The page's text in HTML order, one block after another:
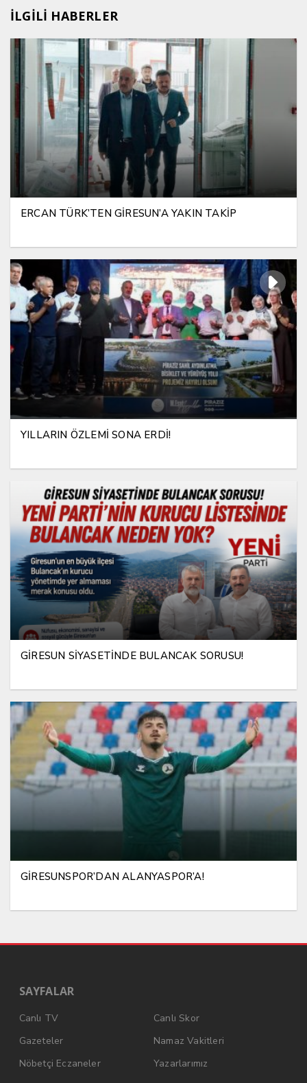
İLGİLİ HABERLER
ERCAN TÜRK’TEN GİRESUN’A YAKIN TAKİP
YILLARIN ÖZLEMİ SONA ERDİ!
GİRESUN SİYASETİNDE BULANCAK SORUSU!
GİRESUNSPOR’DAN ALANYASPOR’A!
SAYFALAR
Canlı TV
Canlı Skor
Gazeteler
Namaz Vakitleri
Nöbetçi Eczaneler
Yazarlarımız